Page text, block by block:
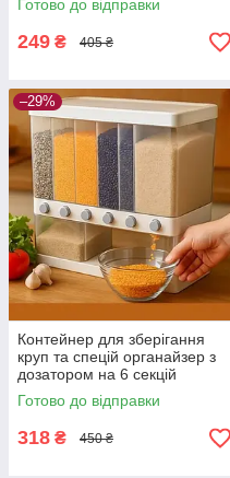
Готово до відправки
249 ₴ 405 ₴
–29%
Контейнер для зберігання
круп та спецій органайзер з
дозатором на 6 секцій
Готово до відправки
318 ₴ 450 ₴